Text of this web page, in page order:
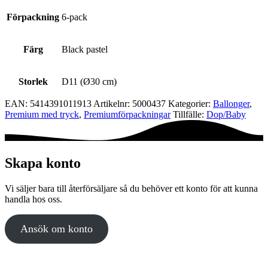
Förpackning 6-pack
Färg Black pastel
Storlek D11 (Ø30 cm)
EAN: 5414391011913 Artikelnr: 5000437 Kategorier: Ballonger,
Premium med tryck, Premium­förpackningar Tillfälle: Dop/Baby
Skapa konto
Vi säljer bara till återförsäljare så du behöver ett konto för att kunna
handla hos oss.
Ansök om konto